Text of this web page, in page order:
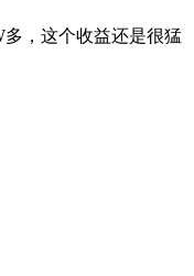
，这个收益还是很猛